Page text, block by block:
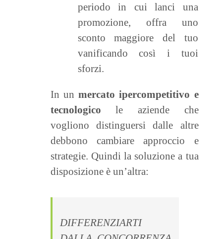
periodo in cui lanci una
promozione, offra uno
sconto maggiore del tuo
vanificando così i tuoi
sforzi.
In unmercato ipercompetitivo e
tecnologico le aziende che
vogliono distinguersi dalle altre
debbono cambiare approccio e
strategie. Quindi la soluzione a tua
disposizione è un’altra:
DIFFERENZIARTI